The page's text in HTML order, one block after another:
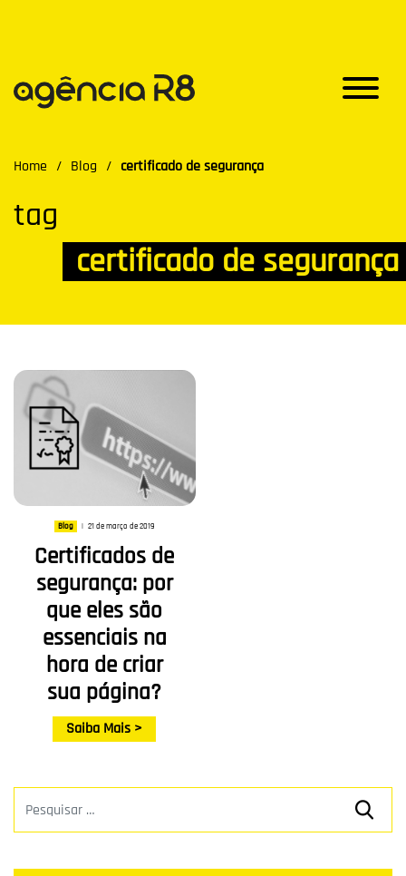
Home / Blog / certificado de segurança
tag
certificado de segurança
Blog | 21 de março de 2019
Certificados de
segurança: por
que eles são
essenciais na
hora de criar
sua página?
Saiba Mais >